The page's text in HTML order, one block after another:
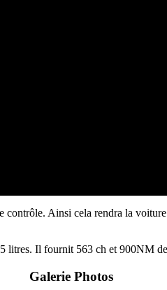
Ainsi cela rendra la
Il fournit 563 ch et 900NM
Galerie Photos